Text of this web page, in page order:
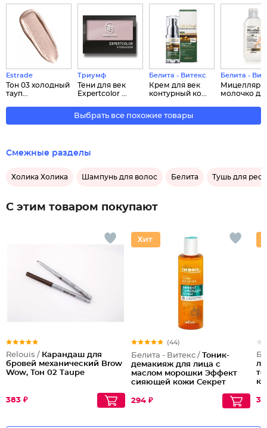
Estrade
Тон 03 холодный
тауп...
Триумф
Тени для век
Expertcolor ...
Белита - Витекс
Крем для век
контурный ко...
Белита -
молочко
Выбрать все похожие товары
Смежные разделы
Холика Холика Шампунь для волос Белита Тушь для
С этим товаром покупают
Relouis / Карандаш для
бровей механический Brow
Wow, Тон 02 Tаupe
383 ₽
(44)
Белита - Витекс / Тоник-
демакияж для лица с
маслом морошки Эффект
сияющей кожи Секрет
294 ₽